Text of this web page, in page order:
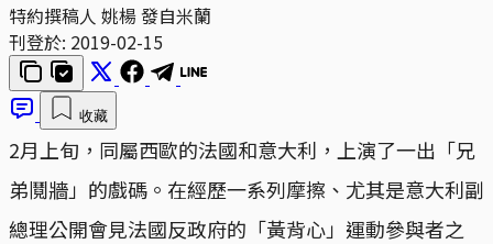
特約撰稿人 姚楊 發自米蘭
刊登於: 2019-02-15
收藏
2月上旬，同屬西歐的法國和意大利，上演了一出「兄
弟鬩牆」的戲碼。在經歷一系列摩擦、尤其是意大利副
總理公開會見法國反政府的「黃背心」運動參與者之